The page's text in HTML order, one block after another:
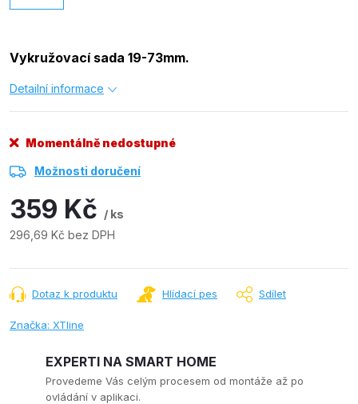
Vykružovací sada 19-73mm.
Detailní informace
Momentálně nedostupné
Možnosti doručení
359 Kč / ks
296,69 Kč bez DPH
cena:
Dotaz k produktu Hlídací pes Sdílet
Značka: XTline
EXPERTI NA SMART HOME
Provedeme Vás celým procesem od montáže až po
ovládání v aplikaci.